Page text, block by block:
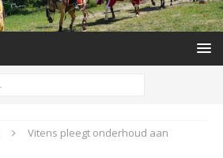
Vitens pleegt onderhoud aan